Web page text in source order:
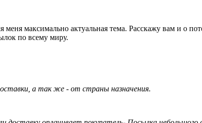
максимально актуальная тема. Расскажу вам и о
по всему миру.
а так же - от страны назначения.